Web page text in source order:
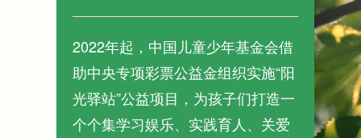
2022年起，中国儿童少年基金会借
助中央专项彩票公益金组织实施“阳
光驿站”公益项目，为孩子们打造一
个个集学习娱乐、实践育人、关爱